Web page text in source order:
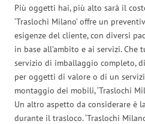
Più oggetti hai, più alto sarà il
‘Traslochi Milano’ offre un
esigenze del cliente, con diversi
in base all’ambito e ai servizi.
servizio di imballaggio completo,
per oggetti di valore o di un
montaggio dei mobili, ‘Traslochi
Un altro aspetto da considerare è
durante il trasloco. ‘Traslochi